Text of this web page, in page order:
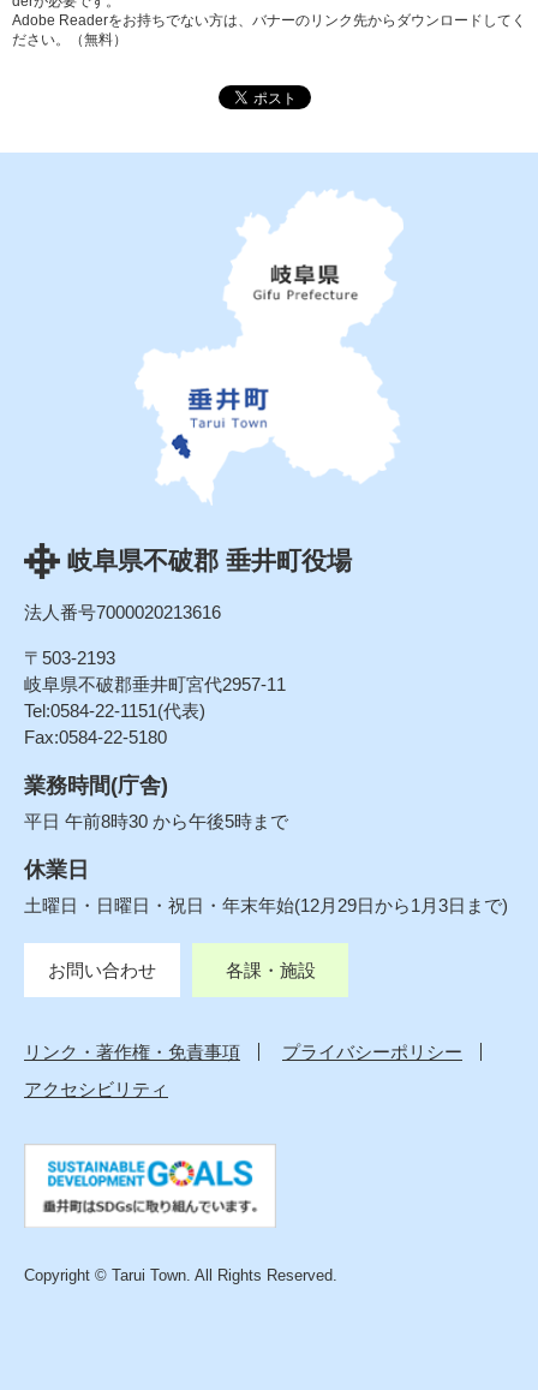
Adobe Readerをお持ちでない方は、バナーのリンク先からダウンロードしてく
ださい。（無料）
岐阜県不破郡 垂井町役場
法人番号7000020213616
〒503-2193
岐阜県不破郡垂井町宮代2957-11
Tel:0584-22-1151(代表)
Fax:0584-22-5180
業務時間(庁舎)
平日 午前8時30 から午後5時まで
休業日
土曜日・日曜日・祝日・年末年始(12月29日から1月3日まで)
お問い合わせ 各課・施設
リンク・著作権・免責事項
プライバシーポリシー
アクセシビリティ
Copyright © Tarui Town. All Rights Reserved.